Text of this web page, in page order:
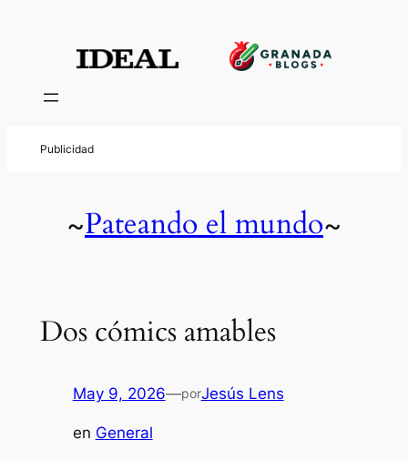
~Pateando el mundo~
Dos cómics amables
May 9, 2026—porJesús Lens
en General